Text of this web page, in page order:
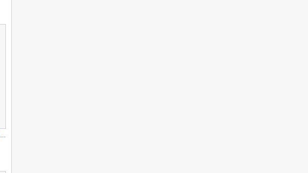
グラングリーン大阪THE NORTH RESIDENCE